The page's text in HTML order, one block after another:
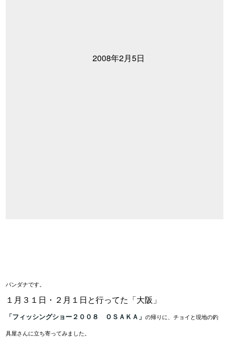
2008年2月5日
バンダナです。
１月３１日・２月１日と行ってた「大阪」
「フィッシングショー２００８ ＯＳＡＫＡ」の帰りに、チョイと現地の釣
具屋さんに立ち寄ってみました。